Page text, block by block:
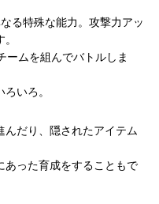
る特殊な能力。攻撃力アッ
ームを組んでバトルしま
いろ。
んだり、隠されたアイテム
あった育成をすることもで